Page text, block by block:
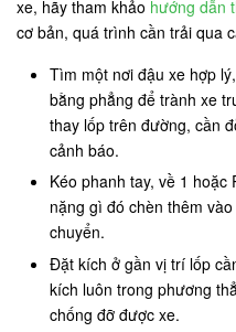
xe, hãy tham khảo hướng dẫn
cơ bản, quá trình cần trải qua
Tìm một nơi đậu xe hợp
bằng phẳng để trành xe
thay lốp trên đường, cần
cảnh báo.
Kéo phanh tay, về 1
nặng gì đó chèn thêm
chuyển.
Đặt kích ở gần vị trí lốp
kích luôn trong phương
chống đỡ được xe.